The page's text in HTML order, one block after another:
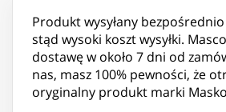
Produkt wysyłany
stąd wysoki koszt wysyłki.
dostawę w około 7 dni od
nas, masz 100% pewności, że
oryginalny produkt marki